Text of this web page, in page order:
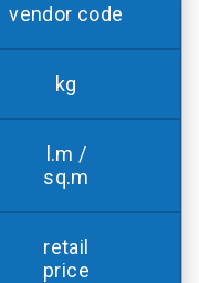
vendor code
kg
l.m /
sq.m
retail
price